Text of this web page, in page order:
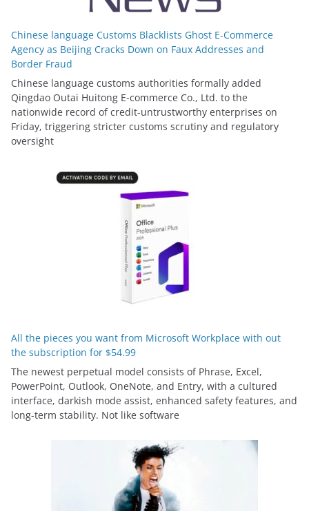
Chinese language Customs Blacklists Ghost E-Commerce
Agency as Beijing Cracks Down on Faux Addresses and
Border Fraud
Chinese language customs authorities formally added
Qingdao Outai Huitong E-commerce Co., Ltd. to the
nationwide record of credit-untrustworthy enterprises on
Friday, triggering stricter customs scrutiny and regulatory
oversight
All the pieces you want from Microsoft Workplace with out
the subscription for $54.99
The newest perpetual model consists of Phrase, Excel,
PowerPoint, Outlook, OneNote, and Entry, with a cultured
interface, darkish mode assist, enhanced safety features, and
long-term stability. Not like software